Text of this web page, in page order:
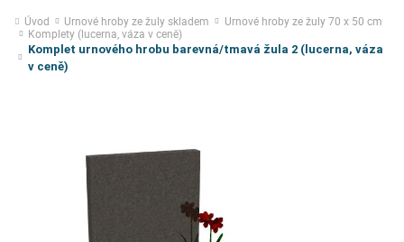
Úvod Urnové hroby ze žuly skladem
Urnové hroby ze žuly 70 x 50 cm
Komplety (lucerna, váza v ceně)
Komplet urnového hrobu barevná/tmavá žula 2 (lucerna, váza
v ceně)